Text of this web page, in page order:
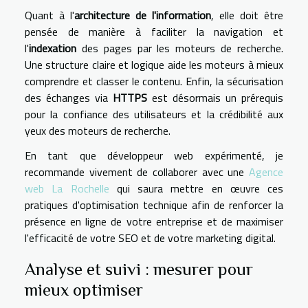
Quant à l'architecture de l'information, elle doit être
pensée de manière à faciliter la navigation et
l'indexation des pages par les moteurs de recherche.
Une structure claire et logique aide les moteurs à mieux
comprendre et classer le contenu. Enfin, la sécurisation
des échanges via HTTPS est désormais un prérequis
pour la confiance des utilisateurs et la crédibilité aux
yeux des moteurs de recherche.
En tant que développeur web expérimenté, je
recommande vivement de collaborer avec une Agence
web La Rochelle qui saura mettre en œuvre ces
pratiques d'optimisation technique afin de renforcer la
présence en ligne de votre entreprise et de maximiser
l'efficacité de votre SEO et de votre marketing digital.
Analyse et suivi : mesurer pour
mieux optimiser